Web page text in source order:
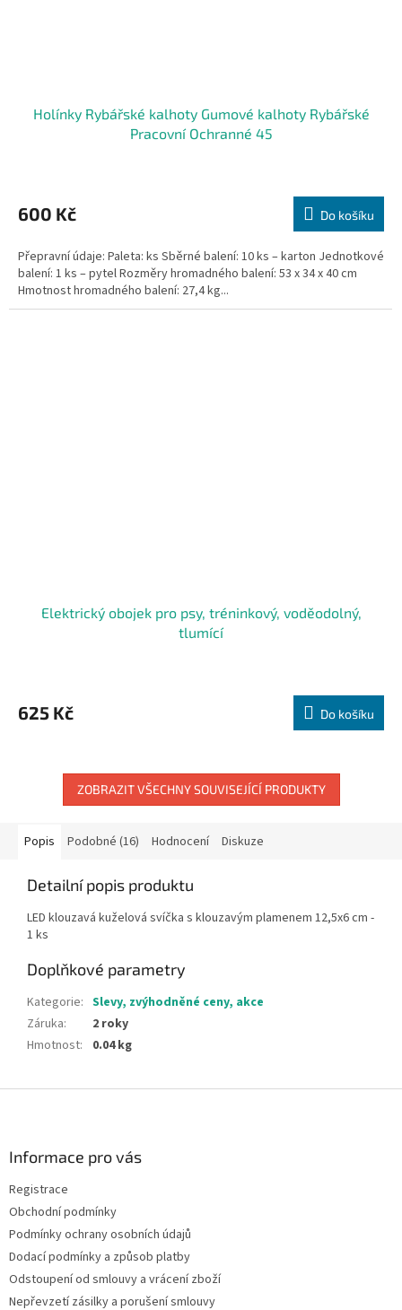
Holínky Rybářské kalhoty Gumové kalhoty Rybářské
Pracovní Ochranné 45
600 Kč Do košíku
Přepravní údaje: Paleta: ks Sběrné balení: 10 ks – karton Jednotkové
balení: 1 ks – pytel Rozměry hromadného balení: 53 x 34 x 40 cm
Hmotnost hromadného balení: 27,4 kg...
Elektrický obojek pro psy, tréninkový, voděodolný,
tlumící
625 Kč Do košíku
ZOBRAZIT VŠECHNY SOUVISEJÍCÍ PRODUKTY
Popis Podobné (16) Hodnocení Diskuze
Detailní popis produktu
LED klouzavá kuželová svíčka s klouzavým plamenem 12,5x6 cm -
1 ks
Doplňkové parametry
Kategorie: Slevy, zvýhodněné ceny, akce
Záruka:
2 roky
Hmotnost: 0.04 kg
Informace pro vás
Registrace
Obchodní podmínky
Podmínky ochrany osobních údajů
Dodací podmínky a způsob platby
Odstoupení od smlouvy a vrácení zboží
Nepřevzetí zásilky a porušení smlouvy